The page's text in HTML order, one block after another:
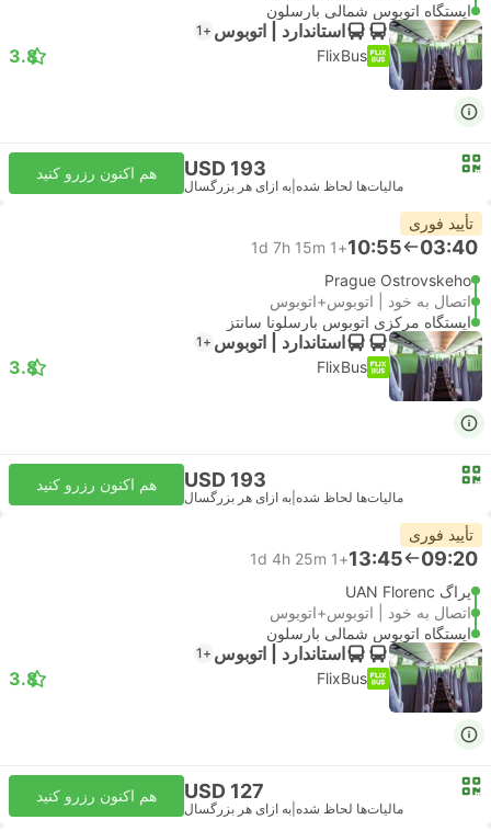
ایستگاه اتوبوس شمالی بارسلون
استاندارد | اتوبوس +1
FlixBus
3.8
USD 193
مالیات‌ها لحاظ شده به ازای هر بزرگسال
هم اکنون رزرو کنید
تأیید فوری
03:40
10:55
+1
1d 7h 15m
Prague Ostrovskeho
اتصال به خود | اتوبوس+اتوبوس
ایستگاه مرکزی اتوبوس بارسلونا سانتز
استاندارد | اتوبوس +1
FlixBus
3.8
USD 193
مالیات‌ها لحاظ شده به ازای هر بزرگسال
هم اکنون رزرو کنید
تأیید فوری
09:20
13:45
+1
1d 4h 25m
پراگ UAN Florenc
اتصال به خود | اتوبوس+اتوبوس
ایستگاه اتوبوس شمالی بارسلون
استاندارد | اتوبوس +1
FlixBus
3.8
USD 127
مالیات‌ها لحاظ شده به ازای هر بزرگسال
هم اکنون رزرو کنید